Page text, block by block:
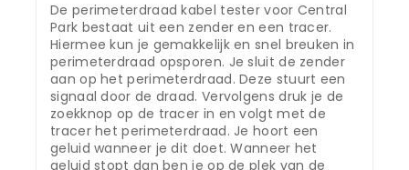
De perimeterdraad kabel tester voor Central
Park bestaat uit een zender en een tracer.
Hiermee kun je gemakkelijk en snel breuken in
perimeterdraad opsporen. Je sluit de zender
aan op het perimeterdraad. Deze stuurt een
signaal door de draad. Vervolgens druk je de
zoekknop op de tracer in en volgt met de
tracer het perimeterdraad. Je hoort een
geluid wanneer je dit doet. Wanneer het
geluid stopt dan ben je op de plek van de